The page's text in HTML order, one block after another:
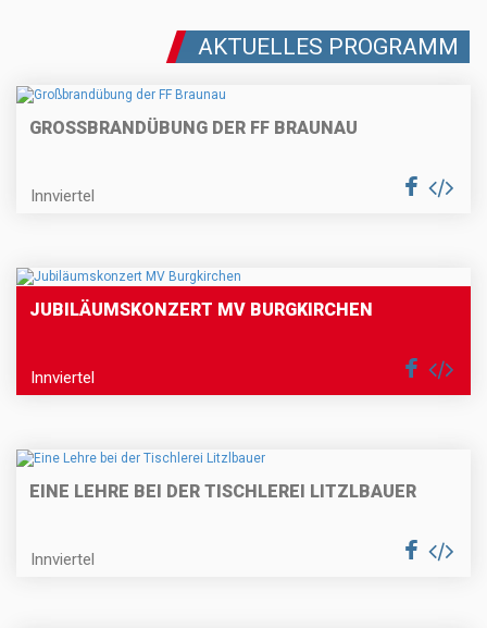
AKTUELLES PROGRAMM
GROSSBRANDÜBUNG DER FF BRAUNAU
Innviertel
JUBILÄUMSKONZERT MV BURGKIRCHEN
Innviertel
EINE LEHRE BEI DER TISCHLEREI LITZLBAUER
Innviertel